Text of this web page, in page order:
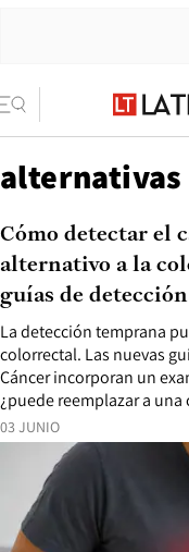
alternativas
03 JUNIO
La detección temprana
colorrectal. Las nuevas
Cáncer incorporan un
¿puede reemplazar a
Cómo detectar el
alternativo a la
guías de detección